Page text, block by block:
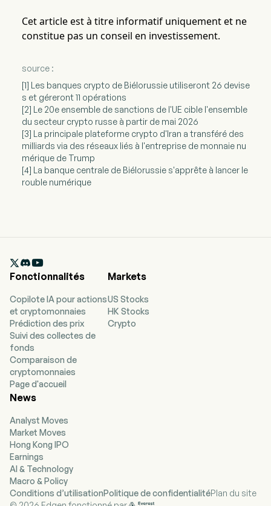
Cet article est à titre informatif uniquement et ne
constitue pas un conseil en investissement.
source :
[1] Les banques crypto de Biélorussie utiliseront 26 devise
s et géreront 11 opérations
[2] Le 20e ensemble de sanctions de l'UE cible l'ensemble
du secteur crypto russe à partir de mai 2026
[3] La principale plateforme crypto d'Iran a transféré des
milliards via des réseaux liés à l'entreprise de monnaie nu
mérique de Trump
[4] La banque centrale de Biélorussie s'apprête à lancer le
rouble numérique

Fonctionnalités
Copilote IA pour actions
et cryptomonnaies
Prédiction des prix
Suivi des collectes de
fonds
Comparaison de
cryptomonnaies
Page d'accueil
Markets
US Stocks
HK Stocks
Crypto
News
Analyst Moves
Market Moves
Hong Kong IPO
Earnings
AI & Technology
Macro & Policy
Conditions d’utilisationPolitique de confidentialitéPlan du site